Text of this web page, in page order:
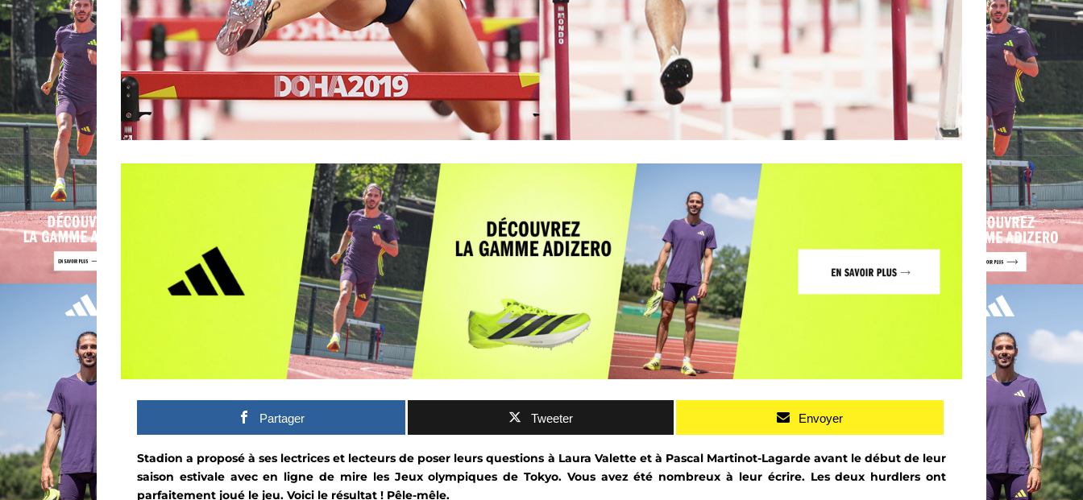
Partager Tweeter Envoyer
Stadion a proposé à ses lectrices et lecteurs de poser leurs questions à Laura Valette et à Pascal Martinot-Lagarde avant le début de leur
saison estivale avec en ligne de mire les Jeux olympiques de Tokyo. Vous avez été nombreux à leur écrire. Les deux hurdlers ont
parfaitement joué le jeu. Voici le résultat ! Pêle-mêle.